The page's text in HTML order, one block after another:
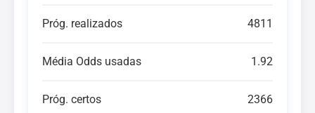
Próg. realizados 4811
Média Odds usadas 1.92
Próg. certos 2366